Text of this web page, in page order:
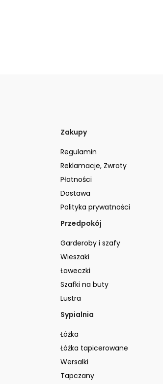
Zakupy
Regulamin
Reklamacje, Zwroty
Płatności
Dostawa
Polityka prywatności
Przedpokój
Garderoby i szafy
Wieszaki
Ławeczki
Szafki na buty
Lustra
Sypialnia
Łóżka
Łóżka tapicerowane
Wersalki
Tapczany